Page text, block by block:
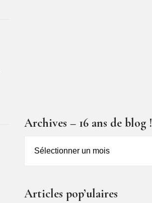
Archives – 16 ans de blog !
de
Articles pop’ulaires